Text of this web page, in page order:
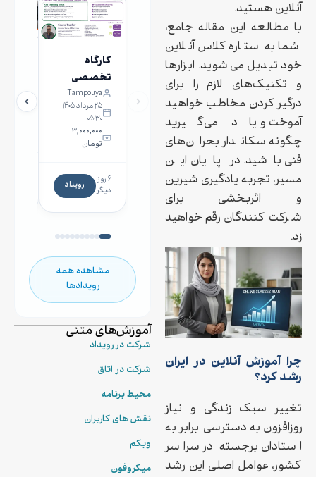
آنلاین هستید.
با مطالعه این مقاله جامع،
شما به ستاره کلاس آنلاین
خود تبدیل می‌شوید. ابزارها
و تکنیک‌های لازم را برای
درگیر کردن مخاطب خواهید
آموخت و یاد می‌گیرید
چگونه سکاندار بحران‌های
فنی باشید. در پایان این
مسیر، تجربه یادگیری شیرین
و اثربخشی برای
شرکت‌کنندگان رقم خواهید
زد.
چرا آموزش آنلاین در ایران
رشد کرد؟
تغییر سبک زندگی و نیاز
روزافزون به دسترسی برابر به
استادان برجسته در سراسر
کشور، عوامل اصلی این رشد
کارگاه
تخصصی
یکپارچگی
داده‌ها و
انطباق با
الزامات
صنعت
داروسازی
Tampouya
۲۵ مرداد ۱۴۰۵
۰۵:۳۰
۳,۰۰۰,۰۰۰
تومان
۶ روز
دیگر
رویداد
مشاهده همه
رویدادها
آموزش‌های متنی
شرکت در رویداد
شرکت در اتاق
محیط برنامه
نقش های کاربران
وبکم
میکروفون